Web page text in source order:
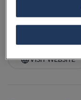
VEDI SULLA
VISIT WEBSITE